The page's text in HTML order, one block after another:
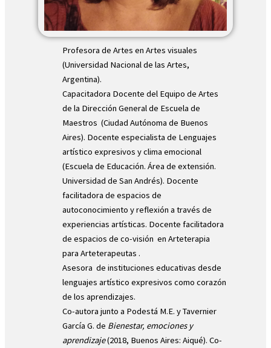
Profesora de Artes en Artes visuales
(Universidad Nacional de las Artes,
Argentina).
Capacitadora Docente del Equipo de Artes
de la Dirección General de Escuela de
Maestros (Ciudad Autónoma de Buenos
Aires). Docente especialista de Lenguajes
artístico expresivos y clima emocional
(Escuela de Educación. Área de extensión.
Universidad de San Andrés). Docente
facilitadora de espacios de
autoconocimiento y reflexión a través de
experiencias artísticas. Docente facilitadora
de espacios de co-visión en Arteterapia
para Arteterapeutas .
Asesora de instituciones educativas desde
lenguajes artístico expresivos como corazón
de los aprendizajes.
Co-autora junto a Podestá M.E. y Tavernier
García G. de Bienestar, emociones y
aprendizaje(2018, Buenos Aires: Aiqué). Co-